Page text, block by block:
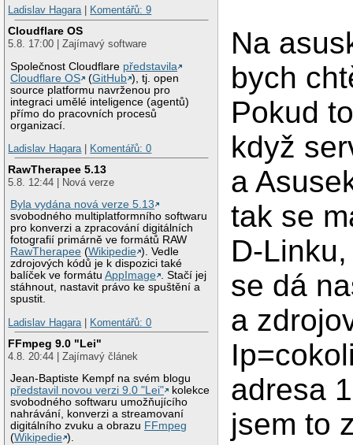
Ladislav Hagara| Komentářů: 9
Cloudflare OS
5.8. 17:00 | Zajímavý software
Společnost Cloudflare představila
Cloudflare OS
(GitHub ), tj. open
source platformu navrženou pro
integraci umělé inteligence (agentů)
přímo do pracovních procesů
organizací.
Ladislav Hagara| Komentářů: 0
RawTherapee 5.13
5.8. 12:44 | Nová verze
Byla vydána nová verze 5.13
svobodného multiplatformního softwaru
pro konverzi a zpracování digitálních
fotografií primárně ve formátů RAW
RawTherapee (Wikipedie ). Vedle
zdrojových kódů je k dispozici také
balíček ve formátuAppImage . Stačí jej
stáhnout, nastavit právo ke spuštění a
spustit.
Ladislav Hagara| Komentářů: 0
FFmpeg 9.0 "Lei"
4.8. 20:44 | Zajímavý článek
Jean-Baptiste Kempf na svém blogu
představil novou verzi 9.0 "Lei"
kolekce
svobodného softwaru umožňujícího
nahrávání, konverzi a streamovaní
digitálního zvuku a obrazu FFmpeg
(Wikipedie ).
Na
bych
Pokud
když
a
tak se
D-
se dá
a
adresa
jsem to